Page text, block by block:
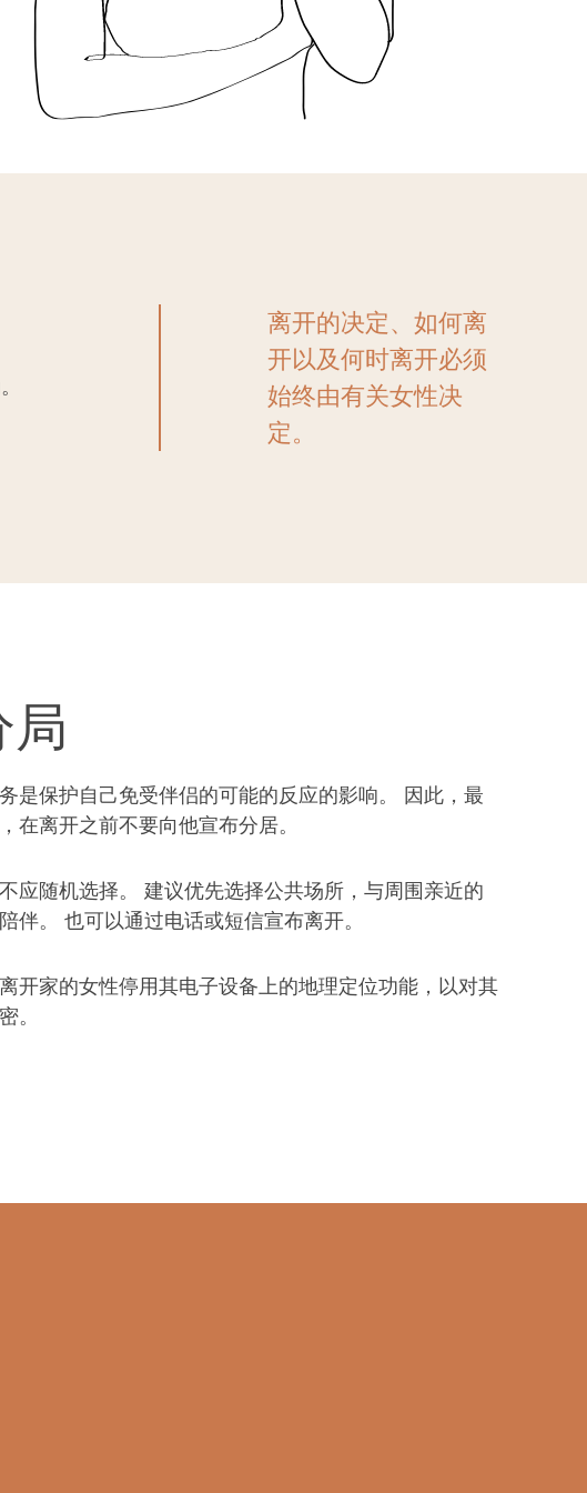
离开的决定、如何离
开以及何时离开必须
始终由有关女性决
定。
局
是保护自己免受伴侣的可能的反应的影响。 因此，最
在离开之前不要向他宣布分居。
应随机选择。 建议优先选择公共场所，与周围亲近的
伴。 也可以通过电话或短信宣布离开。
开家的女性停用其电子设备上的地理定位功能，以对其
。